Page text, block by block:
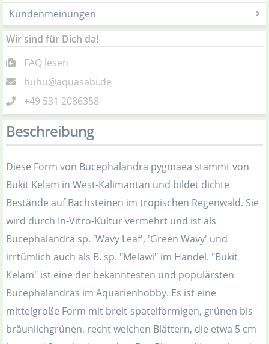
Kundenmeinungen
Wir sind für Dich da!
FAQ lesen
huhu@aquasabi.de
+49 531 2086358
Beschreibung
Diese Form von Bucephalandra pygmaea stammt von
Bukit Kelam in West-Kalimantan und bildet dichte
Bestände auf Bachsteinen im tropischen Regenwald. Sie
wird durch In-Vitro-Kultur vermehrt und ist als
Bucephalandra sp. 'Wavy Leaf', 'Green Wavy' und
irrtümlich auch als B. sp. "Melawi" im Handel. "Bukit
Kelam" ist eine der bekanntesten und populärsten
Bucephalandras im Aquarienhobby. Es ist eine
mittelgroße Form mit breit-spatelförmigen, grünen bis
bräunlichgrünen, recht weichen Blättern, die etwa 5 cm